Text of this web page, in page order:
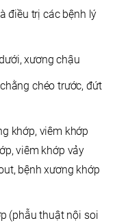
điều trị các bệnh lý
xương chậu
chéo trước, đứt
khớp, viêm khớp
viêm khớp vảy
bệnh xương khớp
(phẫu thuật nội soi